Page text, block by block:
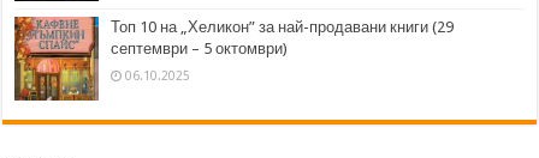
Топ 10 на „Хеликон” за най-продавани книги (29
септември – 5 октомври)
06.10.2025